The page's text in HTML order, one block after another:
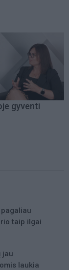
gyventi
taip ilgai
jau
laukia